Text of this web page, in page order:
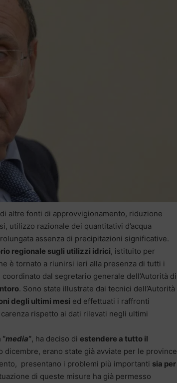
altre fonti di approvvigionamento, riduzione
utilizzo razionale dei quantitativi d’acqua
assenza di precipitazioni significative.
regionale sugli utilizzi idrici, istituito per
è tornato a riunirsi ieri alla presenza di tutti i
dal segretario generale dell’Autorità di
. Sono state illustrate dai tecnici dell’Autorità
degli ultimi mesi ed effettuati i raffronti
rispetto ai dati rilevati negli ultimi
media“, ha deciso di estendere a tutto il
dicembre, erano state già avviate per le province
presentano i problemi più importanti sia per
di queste misure ha già permesso